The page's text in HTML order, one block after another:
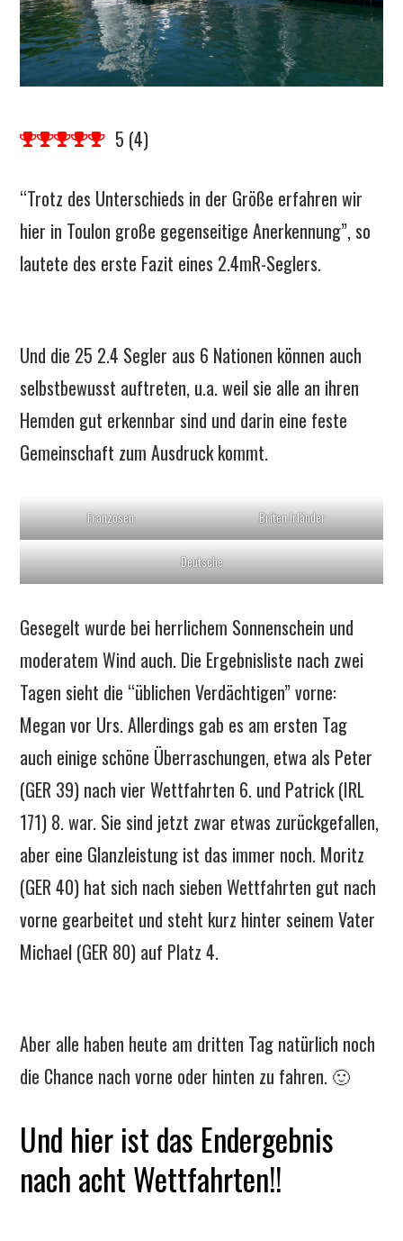
5 (4)
“Trotz des Unterschieds in der Größe erfahren wir
hier in Toulon große gegenseitige Anerkennung”, so
lautete des erste Fazit eines 2.4mR-Seglers.
Und die 25 2.4 Segler aus 6 Nationen können auch
selbstbewusst auftreten, u.a. weil sie alle an ihren
Hemden gut erkennbar sind und darin eine feste
Gemeinschaft zum Ausdruck kommt.
Franzosen Briten Irländer
Deutsche
Gesegelt wurde bei herrlichem Sonnenschein und
moderatem Wind auch. Die Ergebnisliste nach zwei
Tagen sieht die “üblichen Verdächtigen” vorne:
Megan vor Urs. Allerdings gab es am ersten Tag
auch einige schöne Überraschungen, etwa als Peter
(GER 39) nach vier Wettfahrten 6. und Patrick (IRL
171) 8. war. Sie sind jetzt zwar etwas zurückgefallen,
aber eine Glanzleistung ist das immer noch. Moritz
(GER 40) hat sich nach sieben Wettfahrten gut nach
vorne gearbeitet und steht kurz hinter seinem Vater
Michael (GER 80) auf Platz 4.
Aber alle haben heute am dritten Tag natürlich noch
die Chance nach vorne oder hinten zu fahren. 🙂
Und hier ist das Endergebnis
nach acht Wettfahrten!!